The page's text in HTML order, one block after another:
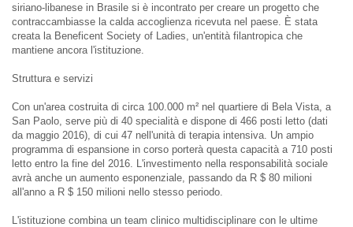
siriano-libanese in Brasile si è incontrato per creare un progetto che
contraccambiasse la calda accoglienza ricevuta nel paese. È stata
creata la Beneficent Society of Ladies, un'entità filantropica che
mantiene ancora l'istituzione.
Struttura e servizi
Con un'area costruita di circa 100.000 m² nel quartiere di Bela Vista, a
San Paolo, serve più di 40 specialità e dispone di 466 posti letto (dati
da maggio 2016), di cui 47 nell'unità di terapia intensiva. Un ampio
programma di espansione in corso porterà questa capacità a 710 posti
letto entro la fine del 2016. L'investimento nella responsabilità sociale
avrà anche un aumento esponenziale, passando da R $ 80 milioni
all'anno a R $ 150 milioni nello stesso periodo.
L'istituzione combina un team clinico multidisciplinare con le ultime